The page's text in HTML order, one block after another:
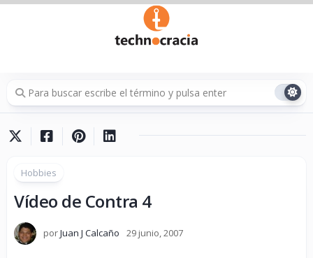
Saltar
Hobbies
Vídeo de Contra 4
porJuan J Calcaño 29 junio, 2007